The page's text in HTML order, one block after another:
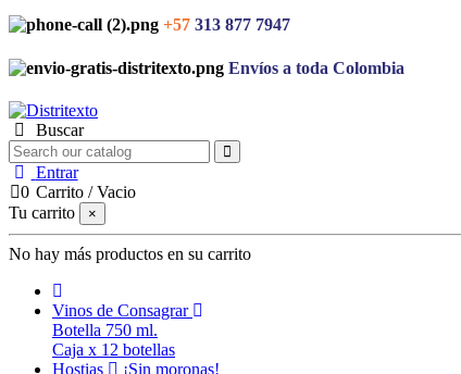
+57 313 877 7947
Envíos a toda Colombia
Buscar
Entrar
0 Carrito /Vacio
Tu carrito
×
No hay más productos en su carrito
Vinos de Consagrar
Botella 750 ml.
Caja x 12 botellas
Hostias
¡Sin moronas!